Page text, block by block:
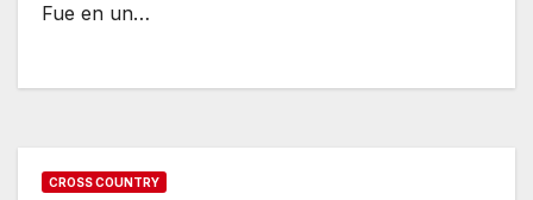
Fue en un…
CROSS COUNTRY